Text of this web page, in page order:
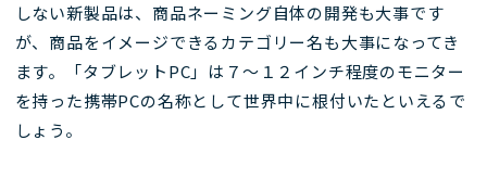
しない新製品は、商品ネーミング自体の開発も大事です
が、商品をイメージできるカテゴリー名も大事になってき
ます。「タブレットPC」は７～１２インチ程度のモニター
を持った携帯PCの名称として世界中に根付いたといえるで
しょう。